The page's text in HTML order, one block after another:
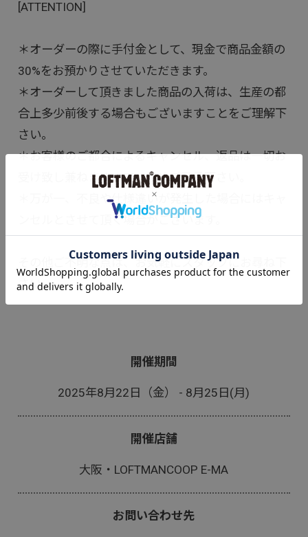
[ATTENTION]
＊オーダーの際に手付金として、現金で商品金額の
30%をお預かりさせていただきます。
＊オーダーして頂きました商品の入荷は、生産の都
合上多少前後する場合もございますことをご理解下
さい。
＊お客様のご都合によるキャンセル、返品は一切お
受け致し兼ねますので、予めご了承下さい。
＊万が一、不良や仕様違いが発生した場合にはキャ
ンセルとさせて頂く場合がございます。
その他ご不明な点は、お気軽にスタッフにお尋ね下
さい。
開催期間
2025年8月22日（金） - 8月25日(月)
開催店舗
大阪・LOFTMANCOOP E-MA
お問い合わせ先